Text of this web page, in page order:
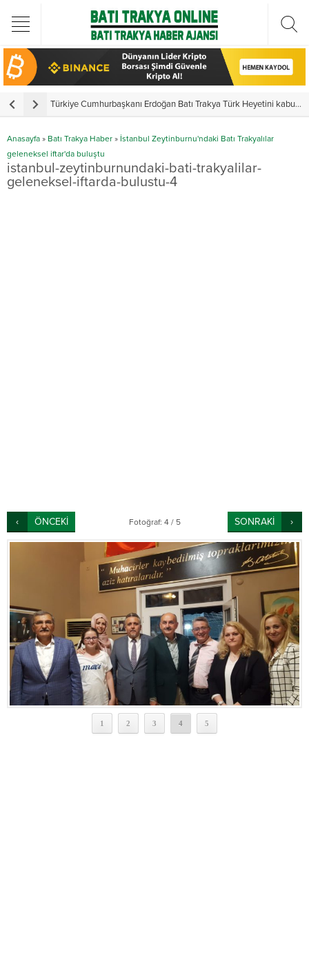
Türkiye Cumhurbaşkanı Erdoğan Batı Trakya Türk Heyetini kabul etti
Anasayfa » Batı Trakya Haber » İstanbul Zeytinburnu'ndaki Batı Trakyalılar
geleneksel iftar'da buluştu
istanbul-zeytinburnundaki-bati-trakyalilar-
geleneksel-iftarda-bulustu-4
ÖNCEKİ Fotoğraf: 4 / 5 SONRAKİ
1 2 3 4 5